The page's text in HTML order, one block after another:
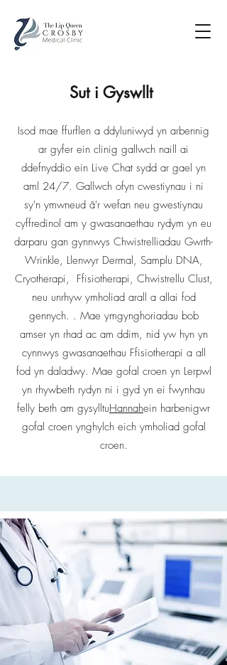
Sut i Gyswllt
Isod mae ffurflen a ddyluniwyd yn arbennig
ar gyfer ein clinig gallwch naill ai
ddefnyddio ein Live Chat sydd ar gael yn
aml 24/7. Gallwch ofyn cwestiynau i ni
sy'n ymwneud â'r wefan neu gwestiynau
cyffredinol am y gwasanaethau rydym yn eu
darparu gan gynnwys Chwistrelliadau Gwrth-
Wrinkle, Llenwyr Dermal, Samplu DNA,
Cryotherapi, Ffisiotherapi, Chwistrellu Clust,
neu unrhyw ymholiad arall a allai fod
gennych. . Mae ymgynghoriadau bob
amser yn rhad ac am ddim, nid yw hyn yn
cynnwys gwasanaethau Ffisiotherapi a all
fod yn daladwy. Mae gofal croen yn Lerpwl
yn rhywbeth rydyn ni i gyd yn ei fwynhau
felly beth am gysylltuHannahein harbenigwr
gofal croen ynghylch eich ymholiad gofal
croen.